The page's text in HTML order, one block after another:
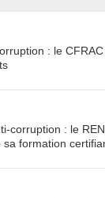
: le
corruption : le
sa formation